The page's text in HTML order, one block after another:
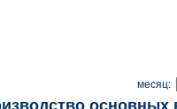
месяц:
основных